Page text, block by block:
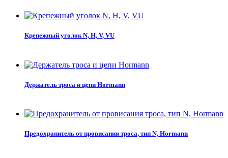
Крепежный уголок N, H, V, VU
Держатель троса и цепи Hormann
Предохранитель от провисания троса, тип N, Hormann